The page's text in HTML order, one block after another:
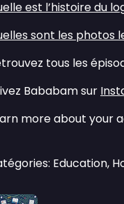
est l’histoire du
sont les photos
tous les
Bababam sur
more about your
Education,